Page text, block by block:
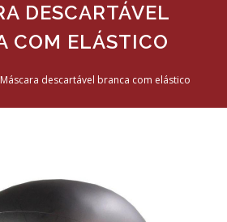
DESCARTÁVEL
COM ELÁSTICO
Máscara descartável branca com elástico